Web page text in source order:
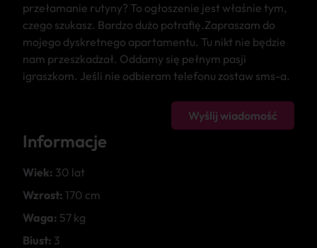
przełamanie rutyny? To ogłoszenie jest właśnie tym,
czego szukasz. Bardzo dużo potrafię.Zapraszam do
mojego dyskretnego apartamentu. Tu nikt nie będzie
nam przeszkadzał. Oddamy się pełnym pasji
igraszkom. Jeśli nie odbieram telefonu zostaw sms-a.
Wyślij wiadomość
Informacje
Wiek: 30 lat
Wzrost: 170 cm
Waga: 57 kg
Biust: 3